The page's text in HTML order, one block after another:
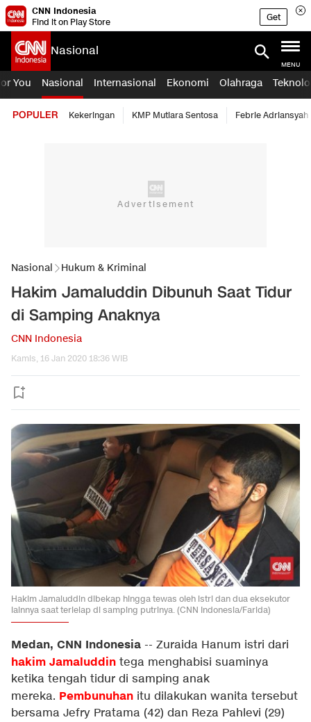
CNN Indonesia
Find it on Play Store
Get
Nasional
MENU
You Nasional Internasional Ekonomi Olahraga
POPULER Kekeringan KMP Mutiara Sentosa Febrie Adriansyah
Nasional Hukum & Kriminal
Hakim Jamaluddin Dibunuh Saat Tidur
di Samping Anaknya
CNN Indonesia
Kamis, 16 Jan 2020 18:36 WIB
Hakim Jamaluddin dibekap hingga tewas oleh istri dan dua eksekutor
lainnya saat terlelap di samping putrinya. (CNN Indonesia/Farida)
Medan, CNN Indonesia -- Zuraida Hanum istri dari
hakim Jamaluddin tega menghabisi suaminya
ketika tengah tidur di samping anak
mereka. Pembunuhan itu dilakukan wanita tersebut
bersama Jefry Pratama (42) dan Reza Pahlevi (29)